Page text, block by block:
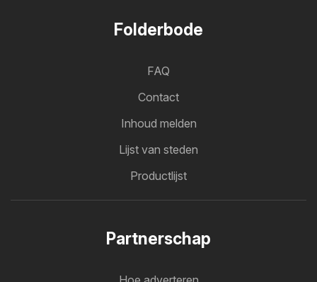
Folderbode
FAQ
Contact
Inhoud melden
Lijst van steden
Productlijst
Partnerschap